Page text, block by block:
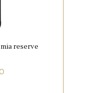
rode
van een
Touriga
(20%),
en Tinta
reserve